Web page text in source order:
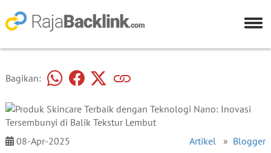
Bagikan:
08-Apr-2025 Artikel » Blogger